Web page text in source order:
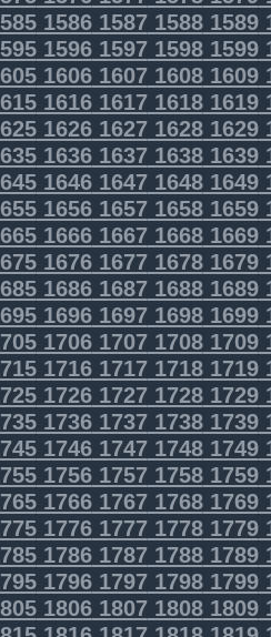
1586158715881589
1596159715981599
1606160716081609
1616161716181619
1626162716281629
1636163716381639
1646164716481649
1656165716581659
1666166716681669
1676167716781679
1686168716881689
1696169716981699
1706170717081709
1716171717181719
1726172717281729
1736173717381739
1746174717481749
1756175717581759
1766176717681769
1776177717781779
1786178717881789
1796179717981799
1806180718081809